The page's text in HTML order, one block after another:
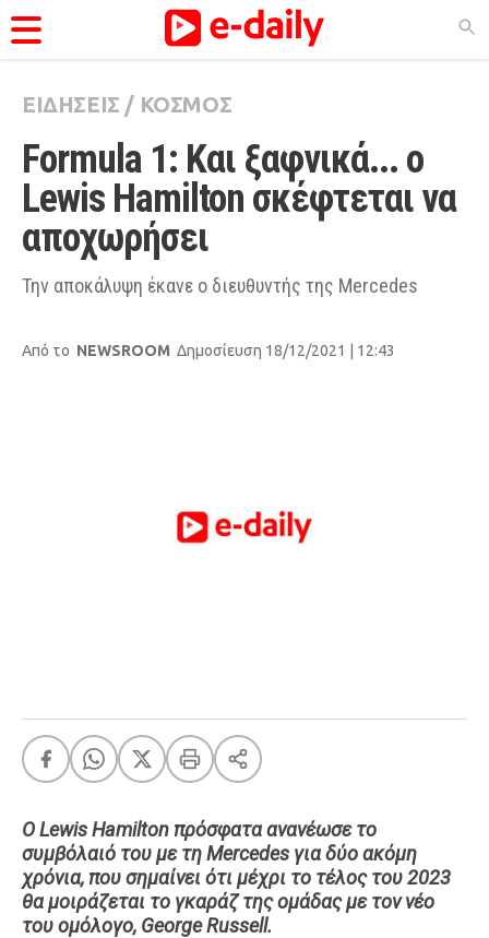
ΚΑΤΗΓΟΡΊΕΣ
Ειδήσεις
Θέματα
Videos
Podcasts
Life
A-List LGBTQI+
LIFE
ΕΙΔΗΣΕΙΣ / ΚΟΣΜΟΣ
Formula 1: Και ξαφνικά... ο
Lewis Hamilton σκέφτεται να
αποχωρήσει
Την αποκάλυψη έκανε ο διευθυντής της Mercedes
Από το NEWSROOM Δημοσίευση 18/12/2021 | 12:43
Ο Lewis Hamilton πρόσφατα ανανέωσε το
συμβόλαιό του με τη Mercedes για δύο ακόμη
χρόνια, που σημαίνει ότι μέχρι το τέλος του 2023
θα μοιράζεται το γκαράζ της ομάδας με τον νέο
του ομόλογο, George Russell.